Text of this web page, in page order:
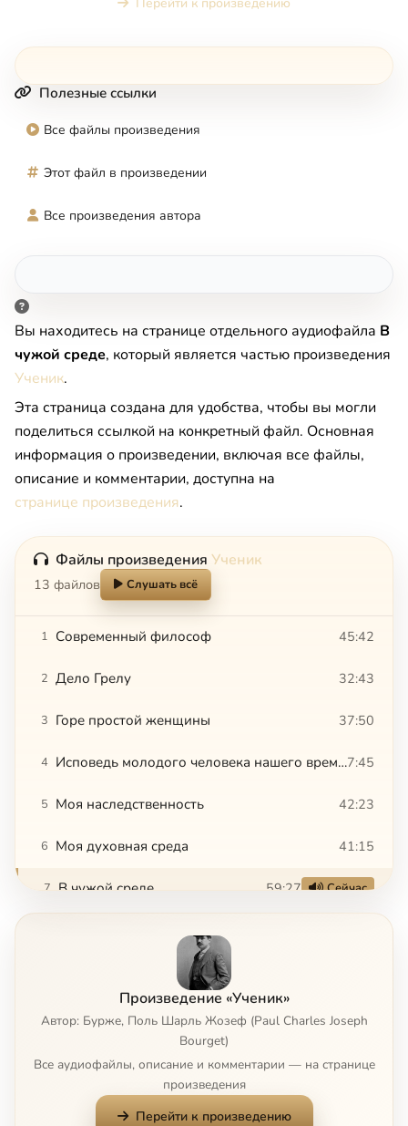
Полезные ссылки
Все файлы произведения
Этот файл в произведении
Все произведения автора
Вы находитесь на странице отдельного аудиофайла В
чужой среде, который является частью произведения
Ученик.
Эта страница создана для удобства, чтобы вы могли
поделиться ссылкой на конкретный файл. Основная
информация о произведении, включая все файлы,
описание и комментарии, доступна на
странице произведения.
Файлы произведения Ученик
13 файлов Слушать всё
1 Современный философ 45:42
2 Дело Грелу 32:43
3 Горе простой женщины 37:50
4 Исповедь молодого человека нашего времени7:45
5 Моя наследственность 42:23
6 Моя духовная среда 41:15
7 В чужой среде 59:27 Сейчас
10 Третий кризис 56:48
11 Заключение
В вихре мыслей
Произведение «Ученик»
Автор: Бурже, Поль Шарль Жозеф (Paul Charles Joseph
Bourget)
Все аудиофайлы, описание и комментарии — на странице
произведения
Перейти к произведению